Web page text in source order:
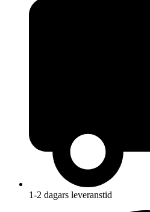
1-2 dagars leveranstid